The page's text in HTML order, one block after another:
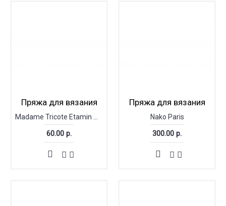
Пряжа для вязания
60.00 р.
Пряжа для вязания
Nako Paris
300.00 р.